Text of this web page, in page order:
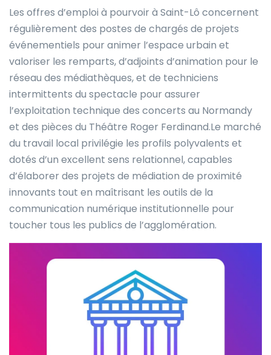
Les offres d’emploi à pourvoir à Saint-Lô concernent
régulièrement des postes de chargés de projets
événementiels pour animer l’espace urbain et
valoriser les remparts, d’adjoints d’animation pour le
réseau des médiathèques, et de techniciens
intermittents du spectacle pour assurer
l’exploitation technique des concerts au Normandy
et des pièces du Théâtre Roger Ferdinand.Le marché
du travail local privilégie les profils polyvalents et
dotés d’un excellent sens relationnel, capables
d’élaborer des projets de médiation de proximité
innovants tout en maîtrisant les outils de la
communication numérique institutionnelle pour
toucher tous les publics de l’agglomération.